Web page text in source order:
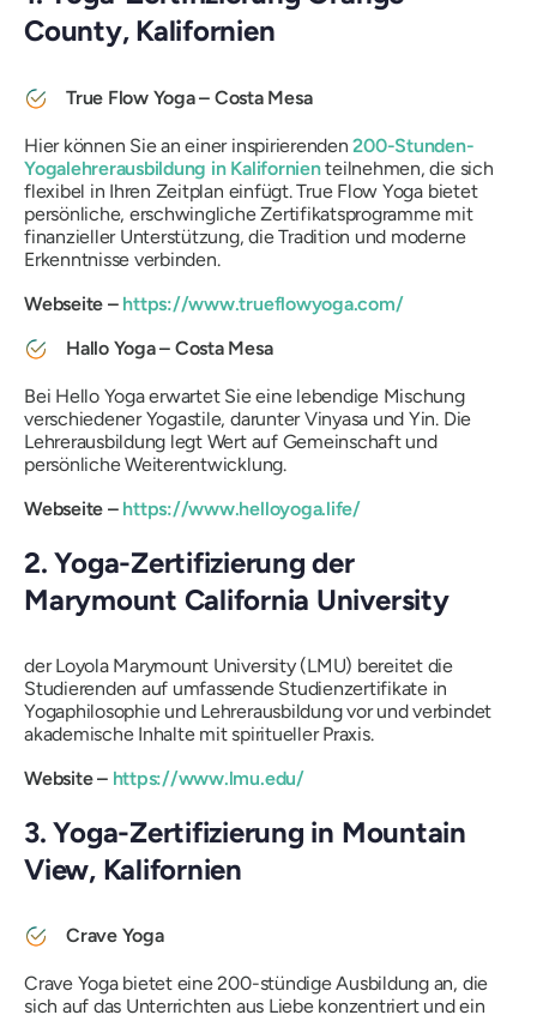
County, Kalifornien
True Flow Yoga – Costa Mesa
Hier können Sie an einer inspirierenden200-Stunden-
Yogalehrerausbildung in Kalifornienteilnehmen, die sich
flexibel in Ihren Zeitplan einfügt. True Flow Yoga bietet
persönliche, erschwingliche Zertifikatsprogramme mit
finanzieller Unterstützung, die Tradition und moderne
Erkenntnisse verbinden.
Webseite –https://www.trueflowyoga.com/
Hallo Yoga – Costa Mesa
Bei Hello Yoga erwartet Sie eine lebendige Mischung
verschiedener Yogastile, darunter Vinyasa und Yin. Die
Lehrerausbildung legt Wert auf Gemeinschaft und
persönliche Weiterentwicklung.
Webseite – https://www.helloyoga.life/
2. Yoga-Zertifizierung der
Marymount California University
der Loyola Marymount University (LMU) bereitet die
Studierenden auf umfassende Studienzertifikate in
Yogaphilosophie und Lehrerausbildung vor und verbindet
akademische Inhalte mit spiritueller Praxis.
Website –https://www.lmu.edu/
3. Yoga-Zertifizierung in Mountain
View, Kalifornien
Crave Yoga
Crave Yoga bietet eine 200-stündige Ausbildung an, die
sich auf das Unterrichten aus Liebe konzentriert und ein